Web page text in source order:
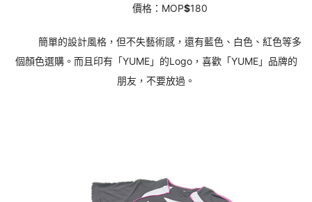
價格：MOP$180
簡單的設計風格，但不失藝術感，還有藍色、白色、紅色等多
個顏色選購。而且印有「YUME」的Logo，喜歡「YUME」品牌的
朋友，不要放過。